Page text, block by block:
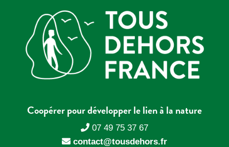
Coopérer pour développer le lien à la nature
07 49 75 37 67
contact@tousdehors.fr